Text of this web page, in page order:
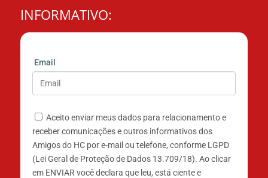
INFORMATIVO:
Email
Aceito enviar meus dados para relacionamento e
receber comunicações e outros informativos dos
Amigos do HC por e-mail ou telefone, conforme LGPD
(Lei Geral de Proteção de Dados 13.709/18). Ao clicar
em ENVIAR você declara que leu, está ciente e